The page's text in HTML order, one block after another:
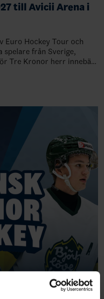
till Avicii Arena i
Euro Hockey Tour och
spelare från Sverige,
Tre Kronor herr innebär